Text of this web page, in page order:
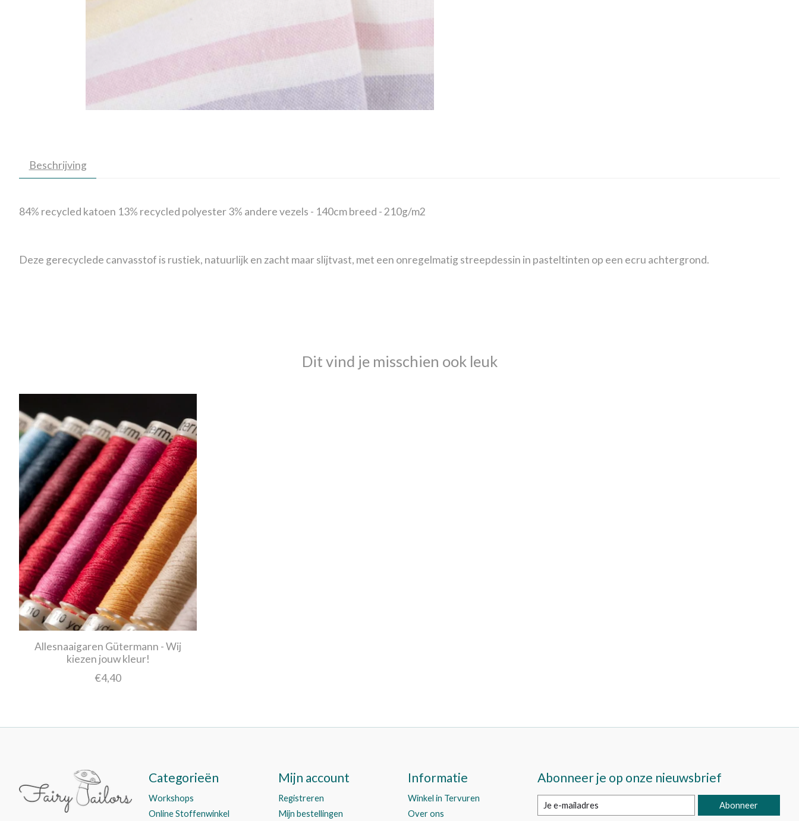
Beschrijving
84% recycled katoen 13% recycled polyester 3% andere vezels - 140cm breed - 210g/m2
Deze gerecyclede canvasstof is rustiek, natuurlijk en zacht maar slijtvast, met een onregelmatig streepdessin in pasteltinten op een ecru achtergrond.
Dit vind je misschien ook leuk
Allesnaaigaren Gütermann - Wij
kiezen jouw kleur!
€4,40
Categorieën
Workshops
Online Stoffenwinkel
Mijn account
Registreren
Mijn bestellingen
Informatie
Winkel in Tervuren
Over ons
Abonneer je op onze nieuwsbrief
Abonneer